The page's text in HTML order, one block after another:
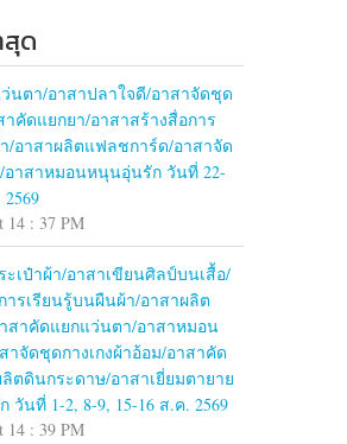
สุด
นตา/อาสาปลาใจดี/อาสาจัดชุด
คัดแยกยา/อาสาสร้างสื่อการ
/อาสาผลิตแฟลชการ์ด/อาสาจัด
/อาสาหมอนหนุนอุ่นรัก วันที่ 22-
14 : 37 PM
ะเป๋าผ้า/อาสาเขียนศิลป์บนเสื้อ/
ารเรียนรู้บนผืนผ้า/อาสาผลิต
สาคัดแยกแว่นตา/อาสาหมอน
จัดชุดกางเกงผ้าอ้อม/อาสาคัด
ตดินกระดาษ/อาสาเยี่ยมตายาย
วันที่ 1-2, 8-9, 15-16 ส.ค. 2569
14 : 39 PM